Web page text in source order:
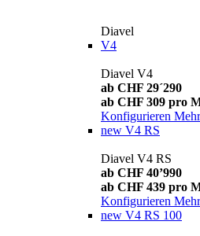
Diavel
V4
Diavel V4
ab CHF 29´290
ab CHF 309 pro
Konfigurieren
new V4 RS
Diavel V4 RS
ab CHF 40’990
ab CHF 439 pro
Konfigurieren
new V4 RS 100